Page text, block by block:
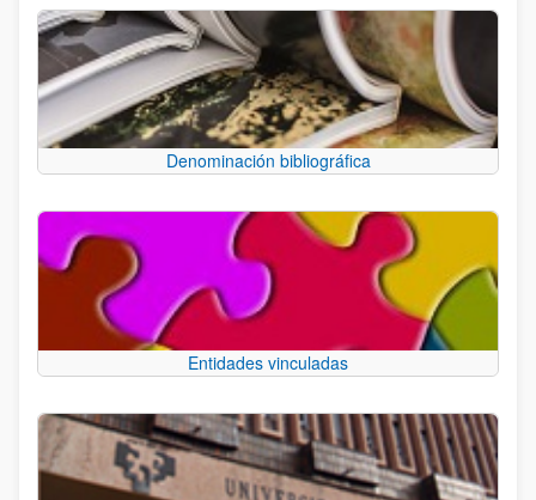
Denominación bibliográfica
Entidades vinculadas